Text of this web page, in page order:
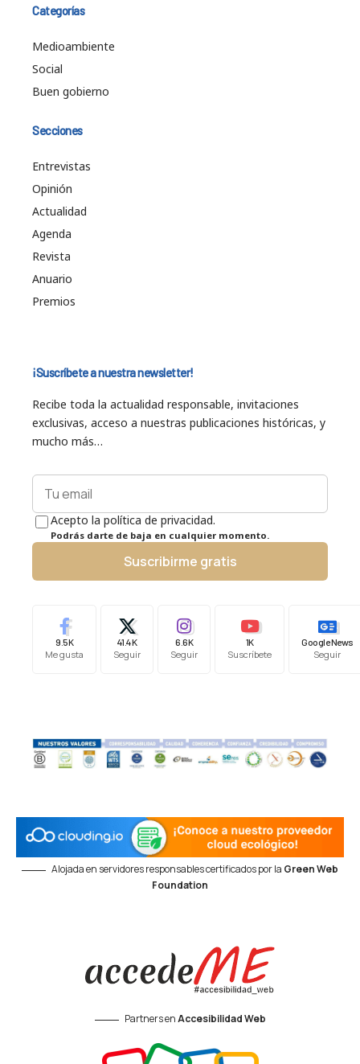
Categorías
Medioambiente
Social
Buen gobierno
Secciones
Entrevistas
Opinión
Actualidad
Agenda
Revista
Anuario
Premios
¡Suscríbete a nuestra newsletter!
Recibe toda la actualidad responsable, invitaciones
exclusivas, acceso a nuestras publicaciones históricas, y
mucho más…
Acepto la política de privacidad.
Podrás darte de baja en cualquier momento.
Suscribirme gratis
9.5K
Me gusta
41.4K
Seguir
6.6K
Seguir
1K
Suscríbete
Google News
Seguir
Alojada en servidores responsables certificados por la Green Web
Foundation
Partners enAccesibilidad Web